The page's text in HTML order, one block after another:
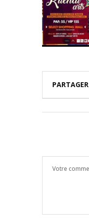
PARTAGER